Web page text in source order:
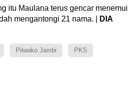
itu Maulana terus gencar menemui
mengantongi 21 nama. |
DIA
Pilwako Jambi PKS